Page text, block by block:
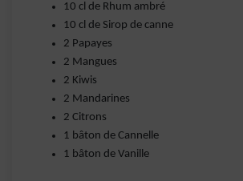
10 cl de Rhum ambré
10 cl de Sirop de canne
2 Papayes
2 Mangues
2 Kiwis
2 Mandarines
2 Citrons
1 bâton de Cannelle
1 bâton de Vanille